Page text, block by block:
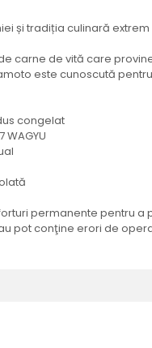
și tradiția culinară
carne de vită care
este cunoscută
congelat
permanente pentru
pot conţine erori de